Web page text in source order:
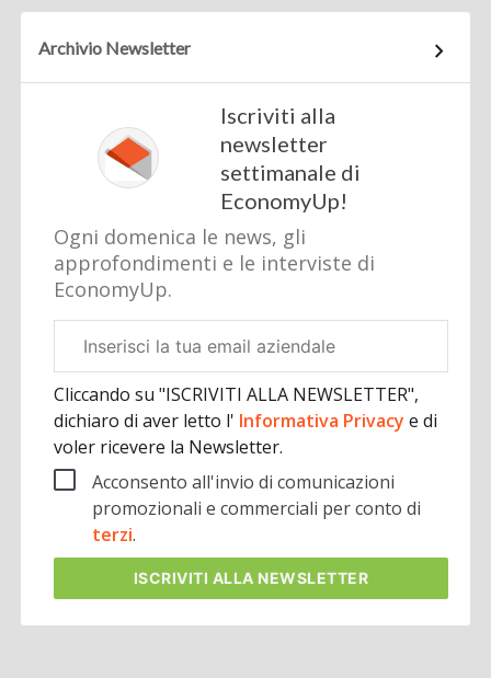
Archivio Newsletter
Iscriviti alla
newsletter
settimanale di
EconomyUp!
Ogni domenica le news, gli
approfondimenti e le interviste di
EconomyUp.
aziendale
Cliccando su "ISCRIVITI ALLA NEWSLETTER",
dichiaro di aver letto l' Informativa Privacye di
voler ricevere la Newsletter.
Acconsento all'invio di comunicazioni
promozionali e commerciali per conto di
terzi.
ISCRIVITI ALLA NEWSLETTER